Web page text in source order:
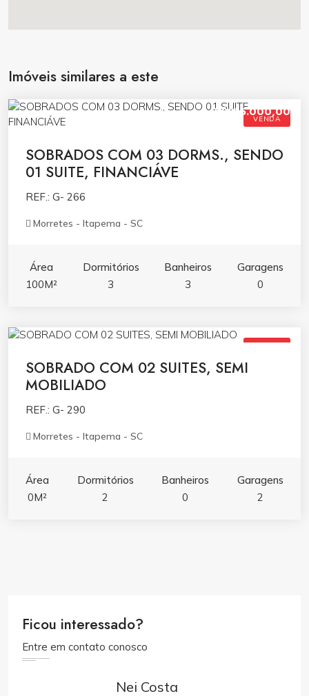
Imóveis similares a este
VENDA
R$816.000,00
SOBRADOS COM 03 DORMS., SENDO
01 SUITE, FINANCIÁVE
REF.: G- 266
Morretes - Itapema - SC
Área
100M²
Dormitórios
3
Banheiros
3
Garagens
0
SOBRADO COM 02 SUITES, SEMI
MOBILIADO
REF.: G- 290
Morretes - Itapema - SC
Área
0M²
Dormitórios
2
Banheiros
0
Garagens
2
Ficou interessado?
Entre em contato conosco
Nei Costa